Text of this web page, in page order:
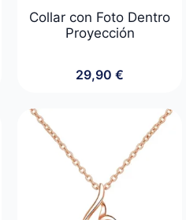
Collar con Foto Dentro
Proyección
29,90 €